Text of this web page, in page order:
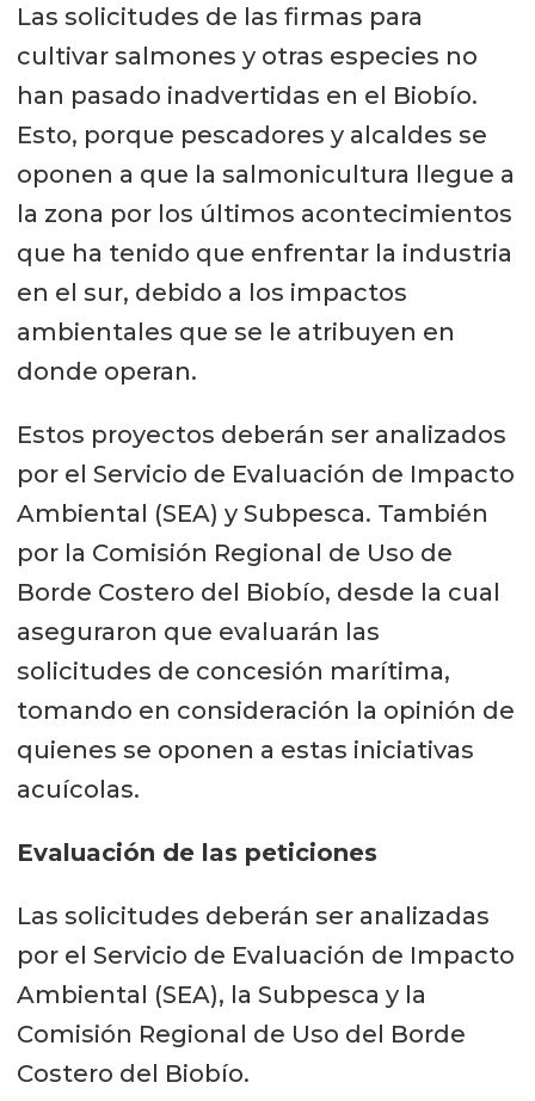
Las solicitudes de las firmas para
cultivar salmones y otras especies no
han pasado inadvertidas en el Biobío.
Esto, porque pescadores y alcaldes se
oponen a que la salmonicultura llegue a
la zona por los últimos acontecimientos
que ha tenido que enfrentar la industria
en el sur, debido a los impactos
ambientales que se le atribuyen en
donde operan.
Estos proyectos deberán ser analizados
por el Servicio de Evaluación de Impacto
Ambiental (SEA) y Subpesca. También
por la Comisión Regional de Uso de
Borde Costero del Biobío, desde la cual
aseguraron que evaluarán las
solicitudes de concesión marítima,
tomando en consideración la opinión de
quienes se oponen a estas iniciativas
acuícolas.
Evaluación de las peticiones
Las solicitudes deberán ser analizadas
por el Servicio de Evaluación de Impacto
Ambiental (SEA), la Subpesca y la
Comisión Regional de Uso del Borde
Costero del Biobío.